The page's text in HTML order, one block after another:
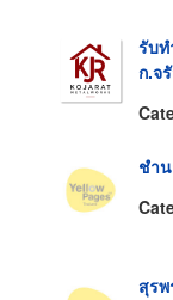
รับ
ก.จ
ชำ
สุร